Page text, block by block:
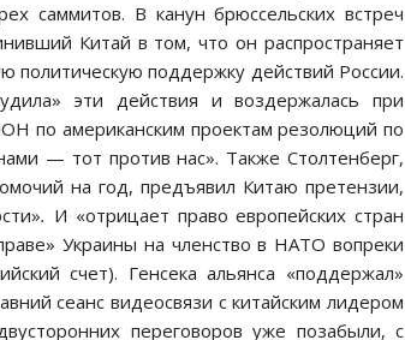
саммитов. В канун брюссельских встреч
Китай в том, что он распространяет
поддержку действий России.
эти действия и воздержалась при
по американским проектам резолюций по
— тот против нас». Также Столтенберг,
на год, предъявил Китаю претензии,
. И «отрицает право европейских стран
Украины на членство в НАТО вопреки
счет). Генсека альянса «поддержал»
сеанс видеосвязи с китайским лидером
переговоров уже позабыли, с